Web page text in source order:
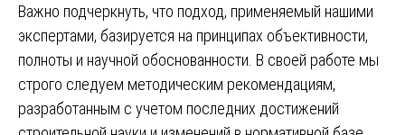
Важно подчеркнуть, что подход, применяемый нашими
экспертами, базируется на принципах объективности,
полноты и научной обоснованности. В своей работе мы
строго следуем методическим рекомендациям,
разработанным с учетом последних достижений